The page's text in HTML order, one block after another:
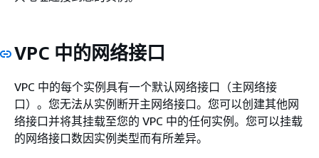
VPC 中的网络接口
VPC 中的每个实例具有一个默认网络接口（主网络接
口）。您无法从实例断开主网络接口。您可以创建其他网
络接口并将其挂载至您的 VPC 中的任何实例。您可以挂载
的网络接口数因实例类型而有所差异。